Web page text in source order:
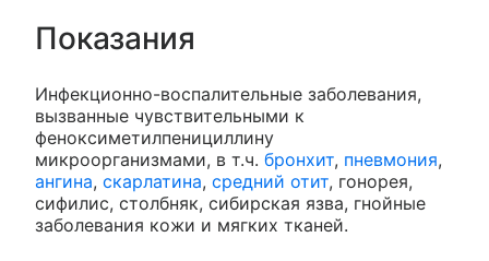
Показания
Инфекционно-воспалительные заболевания,
вызванные чувствительными к
феноксиметилпенициллину
микроорганизмами, в т.ч. бронхит, пневмония,
ангина, скарлатина, средний отит, гонорея,
сифилис, столбняк, сибирская язва, гнойные
заболевания кожи и мягких тканей.